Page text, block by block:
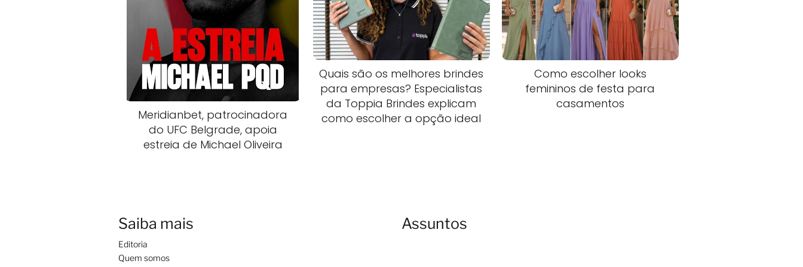
Meridianbet, patrocinadora
do UFC Belgrade, apoia
estreia de Michael Oliveira
Quais são os melhores brindes
para empresas? Especialistas
da Toppia Brindes explicam
como escolher a opção ideal
Como escolher looks
femininos de festa para
casamentos
Saiba mais
Editoria
Quem somos
Assuntos